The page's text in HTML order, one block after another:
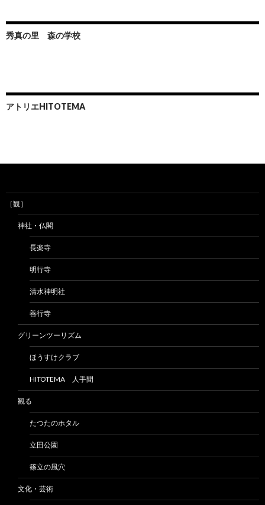
秀真の里 森の学校
アトリエHITOTEMA
［観］
神社・仏閣
長楽寺
明行寺
清水神明社
善行寺
グリーンツーリズム
ほうすけクラブ
HITOTEMA 人手間
観る
たつたのホタル
立田公園
篠立の風穴
文化・芸術